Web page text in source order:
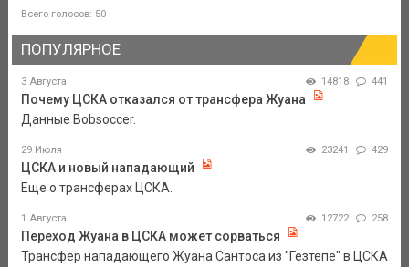
Всего голосов: 50
ПОПУЛЯРНОЕ
3 Августа 14818 441
Почему ЦСКА отказался от трансфера Жуана
Данные Bobsoccer.
29 Июля 23241 429
ЦСКА и новый нападающий
Еще о трансферах ЦСКА.
1 Августа 12722 258
Переход Жуана в ЦСКА может сорваться
Трансфер нападающего Жуана Сантоса из "Гезтепе" в ЦСКА